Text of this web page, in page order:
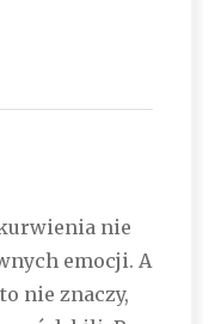
nie
emocji. A
nie znaczy,